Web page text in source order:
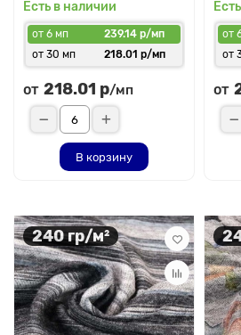
Есть в наличии
от 6 мп
239.14 р/мп
от 30 мп
218.01 р/мп
от 218.01 р/мп
В корзину
от
от
от
240 гр/м²